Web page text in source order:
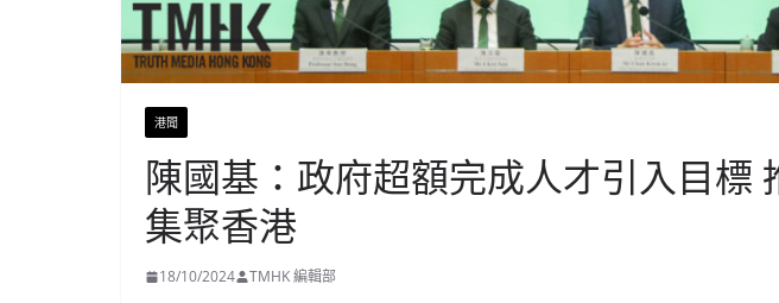
港聞
陳國基：政府超額完成人才引入目標
集聚香港
18/10/2024 TMHK 編輯部